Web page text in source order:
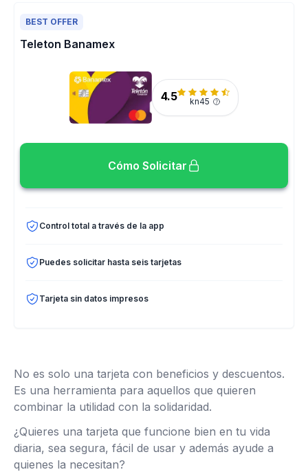
BEST OFFER
Teleton Banamex
4.5 kn45
Cómo Solicitar
Control total a través de la app
Puedes solicitar hasta seis tarjetas
Tarjeta sin datos impresos
No es solo una tarjeta con beneficios y descuentos.
Es una herramienta para aquellos que quieren
combinar la utilidad con la solidaridad.
¿Quieres una tarjeta que funcione bien en tu vida
diaria, sea segura, fácil de usar y además ayude a
quienes la necesitan?